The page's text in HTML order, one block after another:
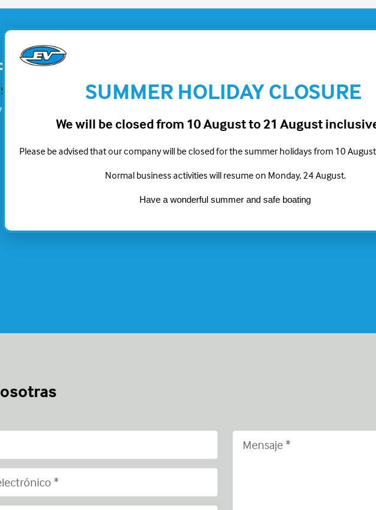
SUMMER HOLIDAY CLOSURE
We will be closed from 10 August to 21 August
Please be advised that our company will be closed for the summer holidays from 10
Normal business activities will resume on Monday, 24 August.
Have a wonderful summer and safe boating